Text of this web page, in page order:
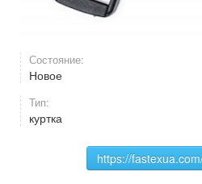
Состояние:
Новое
Тип:
куртка
https://